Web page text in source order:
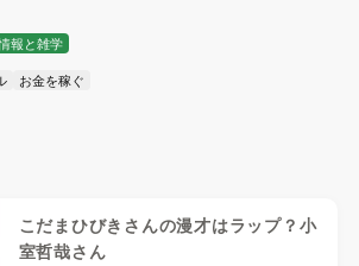
報と雑学
お金を稼ぐ
こだまひびきさんの漫才はラップ？小
室哲哉さん